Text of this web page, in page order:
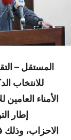
المستقل –
للانتخاب
الأمناء
إطار
الاحزاب، وذلك